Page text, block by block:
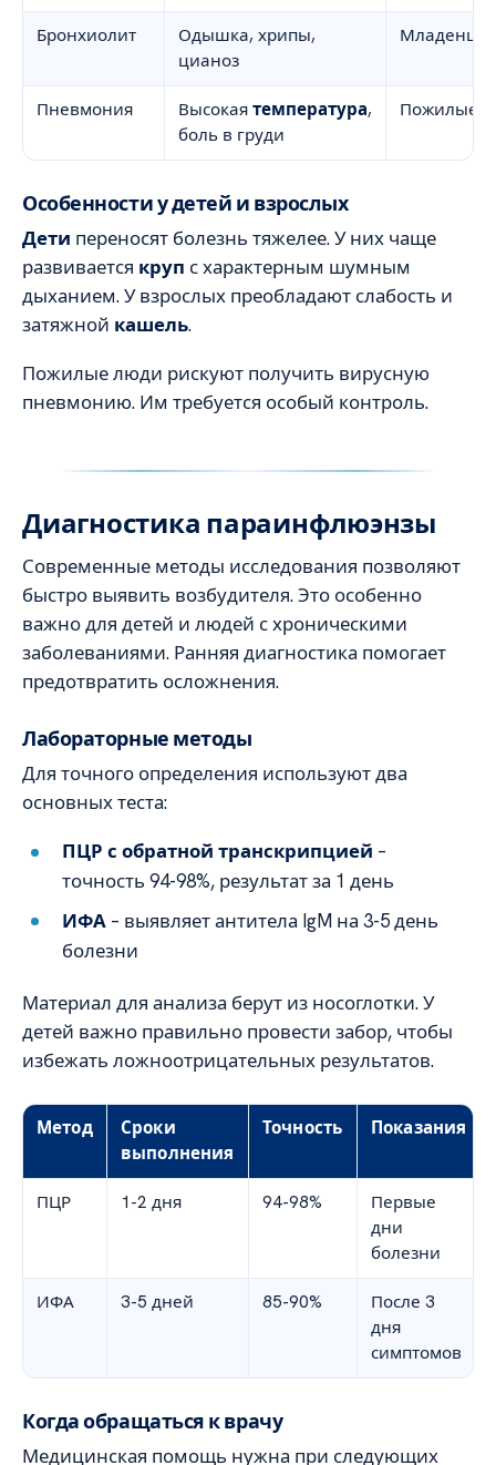
Бронхиолит
Одышка, хрипы,
цианоз
Младенцы
Пневмония Высокая температура,
боль в груди
Пожилые
Особенности у детей и взрослых
Дети переносят болезнь тяжелее. У них чаще
развивается круп с характерным шумным
дыханием. У взрослых преобладают слабость и
затяжной кашель.
Пожилые люди рискуют получить вирусную
пневмонию. Им требуется особый контроль.
Диагностика параинфлюэнзы
Современные методы исследования позволяют
быстро выявить возбудителя. Это особенно
важно для детей и людей с хроническими
заболеваниями. Ранняя диагностика помогает
предотвратить осложнения.
Лабораторные методы
Для точного определения используют два
основных теста:
ПЦР с обратной транскрипцией –
точность 94-98%, результат за 1 день
ИФА – выявляет антитела IgM на 3-5 день
болезни
Материал для анализа берут из носоглотки. У
детей важно правильно провести забор, чтобы
избежать ложноотрицательных результатов.
Метод
Сроки
выполнения
Точность Показания
ПЦР 1-2 дня 94-98%
Первые
дни
болезни
ИФА 3-5 дней 85-90%
После 3
дня
симптомов
Когда обращаться к врачу
Медицинская помощь нужна при следующих